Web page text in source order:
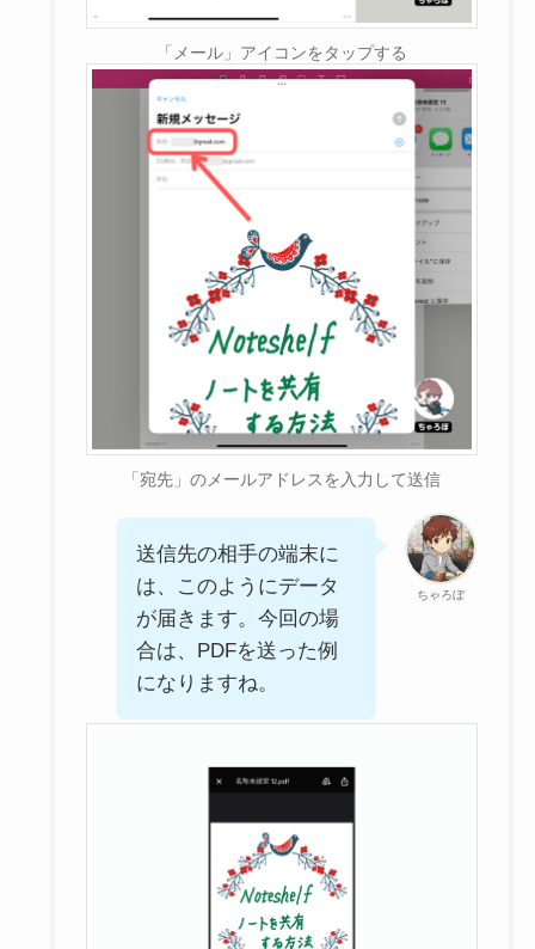
「メール」アイコンをタップする
「宛先」のメールアドレスを入力して送信
ちゃろぼ
送信先の相手の端末に
は、このようにデータ
が届きます。今回の場
合は、PDFを送った例
になりますね。